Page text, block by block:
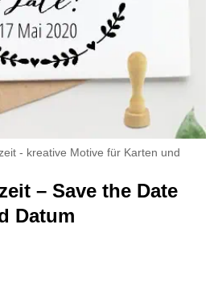
- kreative Motive für Karten und
– Save the Date
Datum